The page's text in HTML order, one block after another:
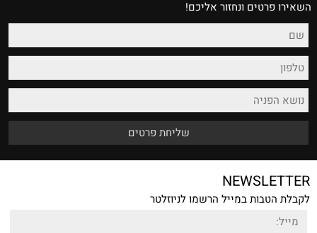
השאירו פרטים ונחזור אליכם!
NEWSLETTER
לקבלת הטבות במייל הרשמו לניוזלטר